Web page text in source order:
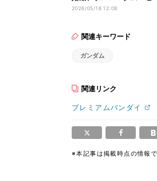
の作品展開を発表
2026/05/18 12:08
関連キーワード
ガンダム
関連リンク
プレミアムバンダイ
※本記事は掲載時点の情報